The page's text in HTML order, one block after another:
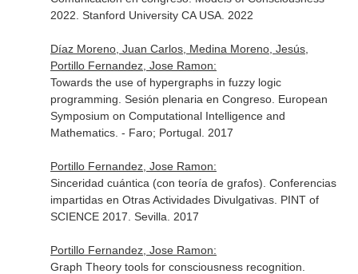
2022. Stanford University CA USA. 2022
Díaz Moreno, Juan Carlos, Medina Moreno, Jesús,
Portillo Fernandez, Jose Ramon:
Towards the use of hypergraphs in fuzzy logic
programming. Sesión plenaria en Congreso. European
Symposium on Computational Intelligence and
Mathematics. - Faro; Portugal. 2017
Portillo Fernandez, Jose Ramon:
Sinceridad cuántica (con teoría de grafos). Conferencias
impartidas en Otras Actividades Divulgativas. PINT of
SCIENCE 2017. Sevilla. 2017
Portillo Fernandez, Jose Ramon:
Graph Theory tools for consciousness recognition.